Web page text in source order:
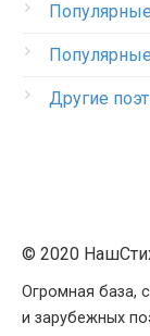
Другие
© 2020
Огромная база,
и зарубежных